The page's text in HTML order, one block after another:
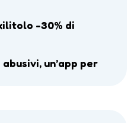
-30% di
un’app per